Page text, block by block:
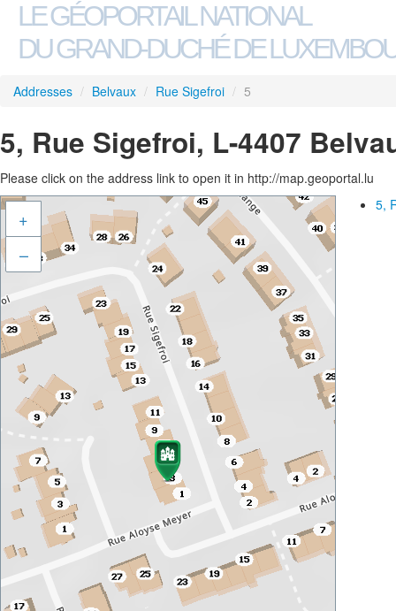
LE GÉOPORTAIL NATIONAL
DU GRAND-DUCHÉ DE
Addresses / Belvaux / Rue Sigefroi / 5
5, Rue Sigefroi, L-4407
Please click on the address link to open it in http://map.geoportal.lu
+
–
5,